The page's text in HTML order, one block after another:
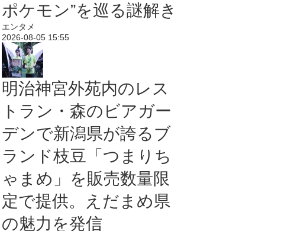
ポケモン”を巡る謎解き
エンタメ
2026-08-05 15:55
明治神宮外苑内のレス
トラン・森のビアガー
デンで新潟県が誇るブ
ランド枝豆「つまりち
ゃまめ」を販売数量限
定で提供。えだまめ県
の魅力を発信